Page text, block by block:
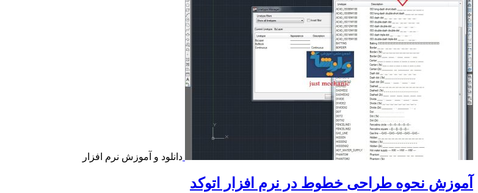
دانلود و آموزش نرم افزار
آموزش نحوه طراحی خطوط در نرم افزار اتوکد